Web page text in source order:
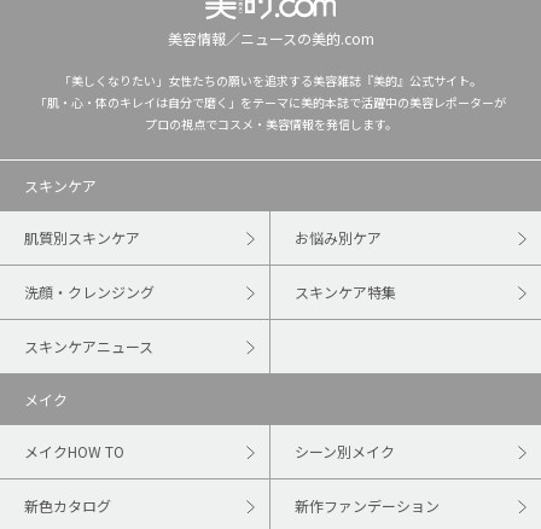
美容情報／ニュースの美的.com
「美しくなりたい」女性たちの願いを追求する美容雑誌『美的』公式サイト。
「肌・心・体のキレイは自分で磨く」をテーマに美的本誌で活躍中の美容レポーターが
プロの視点でコスメ・美容情報を発信します。
スキンケア
肌質別スキンケア お悩み別ケア
洗顔・クレンジング スキンケア特集
スキンケアニュース
メイク
メイクHOW TO シーン別メイク
新色カタログ 新作ファンデーション